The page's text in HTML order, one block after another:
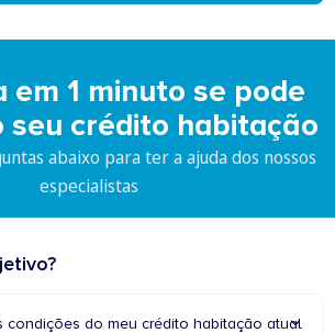
em 1 minuto se pode
seu crédito habitação
abaixo para ter a ajuda dos nossos
especialistas
condições do meu crédito habitação atual